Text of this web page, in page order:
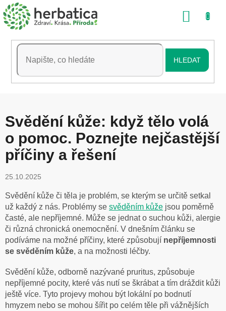
Přejít
na
obsah
HLEDAT
Svědění kůže: když tělo volá
o pomoc. Poznejte nejčastější
příčiny a řešení
25.10.2025
Svědění kůže či těla je problém, se kterým se určitě setkal
už každý z nás. Problémy se svěděním kůže jsou poměrně
časté, ale nepříjemné. Může se jednat o suchou kůži, alergie
či různá chronická onemocnění. V dnešním článku se
podíváme na možné příčiny, které způsobují nepříjemnosti
se svěděním kůže, a na možnosti léčby.
Svědění kůže, odborně nazývané pruritus, způsobuje
nepříjemné pocity, které vás nutí se škrábat a tím dráždit kůži
ještě více. Tyto projevy mohou být lokální po bodnutí
hmyzem nebo se mohou šířit po celém těle při vážnějších